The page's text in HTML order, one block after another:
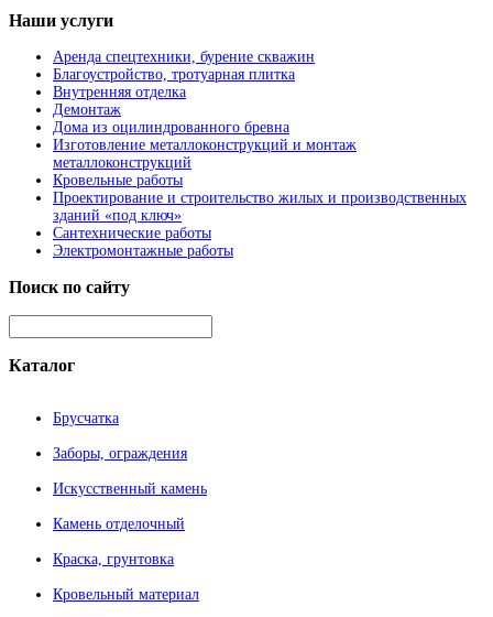
Наши услуги
Аренда спецтехники, бурение скважин
Благоустройство, тротуарная плитка
Внутренняя отделка
Демонтаж
Дома из оцилиндрованного бревна
Изготовление металлоконструкций и монтаж
металлоконструкций
Кровельные работы
Проектирование и строительство жилых и производственных
зданий «под ключ»
Сантехнические работы
Электромонтажные работы
Поиск по сайту
Каталог
Брусчатка
Заборы, ограждения
Искусственный камень
Камень отделочный
Краска, грунтовка
Кровельный материал